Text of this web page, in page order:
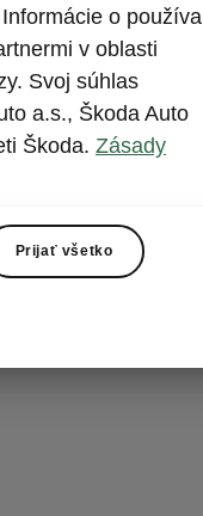
Inteligentný
parkovaní
pozdĺžne
takýchto
brzdenie a
Zároveň
a zabrániť
o
v oblasti
Svoj súhlas
a.s., Škoda Auto
Škoda. Zásady
Prijať všetko